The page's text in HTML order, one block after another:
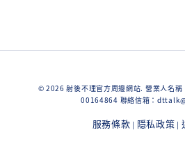
© 2026 射後不理官方周邊網站. 營業人名稱
00164864 聯絡信箱：
服務條款 | 隱私政策 |